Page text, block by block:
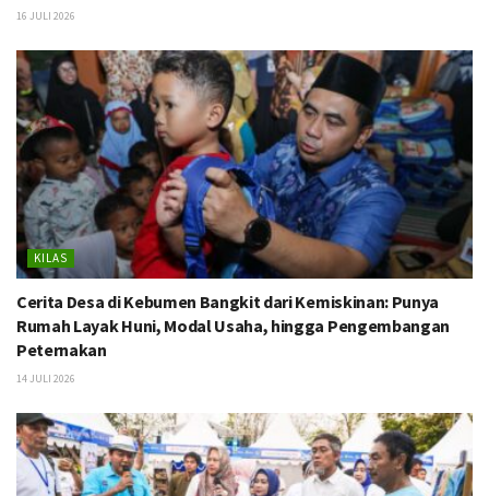
16 JULI 2026
KILAS
Cerita Desa di Kebumen Bangkit dari Kemiskinan: Punya
Rumah Layak Huni, Modal Usaha, hingga Pengembangan
Peternakan
14 JULI 2026